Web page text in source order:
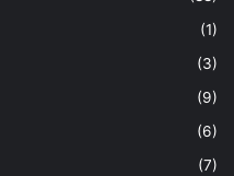
(1)
(3)
(9)
(6)
(7)